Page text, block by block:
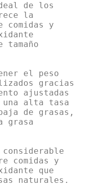
de los
la
comidas y
el peso
gracias
ajustadas
una alta tasa
de grasas,
grasa
comidas y
que
naturales.